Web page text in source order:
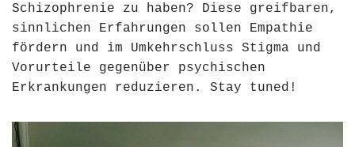
Schizophrenie zu haben? Diese greifbaren,
sinnlichen Erfahrungen sollen Empathie
fördern und im Umkehrschluss Stigma und
Vorurteile gegenüber psychischen
Erkrankungen reduzieren. Stay tuned!